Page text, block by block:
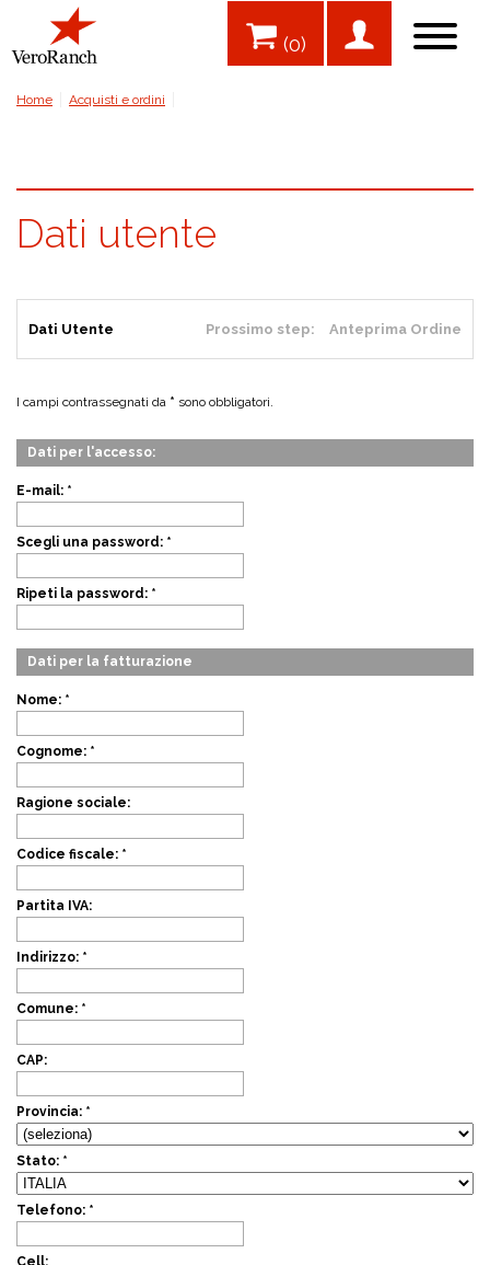
(0)
Home Acquisti e ordini
Dati utente
Dati Utente Anteprima Ordine
I campi contrassegnati da * sono obbligatori.
Dati per l'accesso:
E-mail: *
Scegli una password: *
Ripeti la password: *
Dati per la fatturazione
Nome: *
Cognome: *
Ragione sociale:
Codice fiscale: *
Partita IVA:
Indirizzo: *
Comune: *
CAP:
Provincia: *
Stato: *
Telefono: *
Cell: